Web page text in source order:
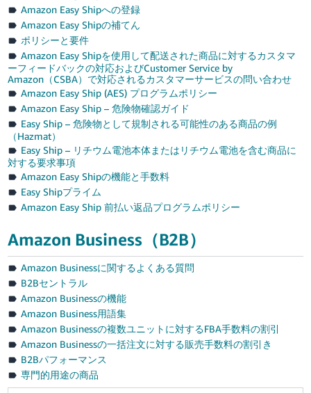
Amazon Easy Shipへの登録
Amazon Easy Shipの補てん
ポリシーと要件
Amazon Easy Shipを使用して配送された商品に対するカスタマ
ーフィードバックの対応およびCustomer Service by
Amazon（CSBA）で対応されるカスタマーサービスの問い合わせ
Amazon Easy Ship (AES) プログラムポリシー
Amazon Easy Ship – 危険物確認ガイド
Easy Ship – 危険物として規制される可能性のある商品の例
（Hazmat）
Easy Ship – リチウム電池本体またはリチウム電池を含む商品に
対する要求事項
Amazon Easy Shipの機能と手数料
Easy Shipプライム
Amazon Easy Ship 前払い返品プログラムポリシー
Amazon Business（B2B）
Amazon Businessに関するよくある質問
B2Bセントラル
Amazon Businessの機能
Amazon Business用語集
Amazon Businessの複数ユニットに対するFBA手数料の割引
Amazon Businessの一括注文に対する販売手数料の割引き
B2Bパフォーマンス
専門的用途の商品